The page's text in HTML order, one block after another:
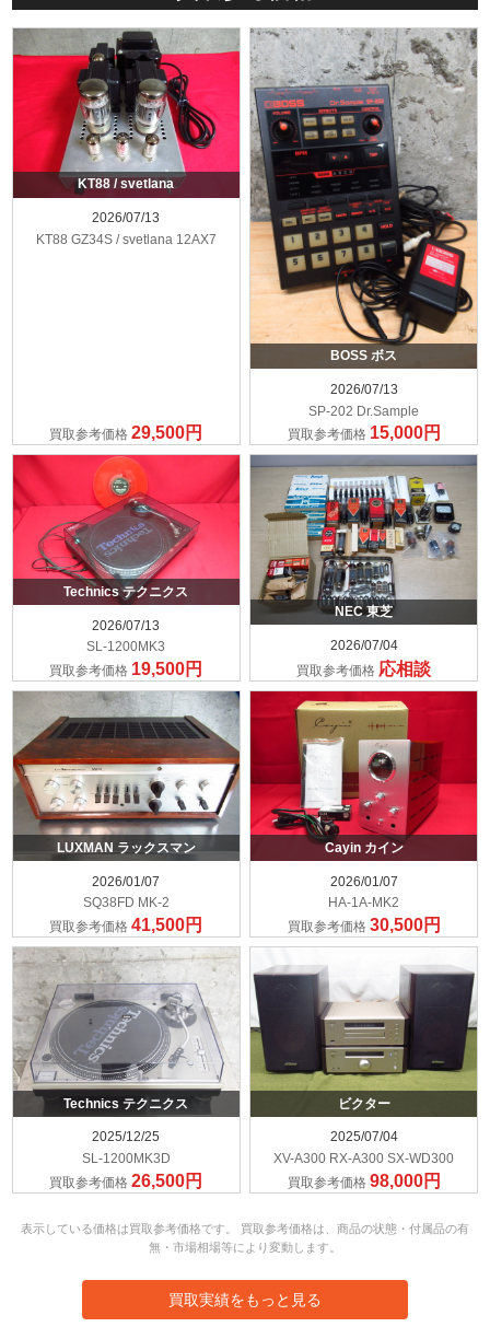
KT88 / svetlana
2026/07/13
KT88 GZ34S / svetlana 12AX7
買取参考価格29,500円
BOSS ボス
2026/07/13
SP-202 Dr.Sample
買取参考価格 15,000円
Technics テクニクス
2026/07/13
SL-1200MK3
買取参考価格 19,500円
NEC 東芝
2026/07/04
買取参考価格 応相談
LUXMAN ラックスマン
2026/01/07
SQ38FD MK-2
買取参考価格41,500円
Cayin カイン
2026/01/07
HA-1A-MK2
買取参考価格 30,500円
Technics テクニクス
2025/12/25
SL-1200MK3D
買取参考価格26,500円
ビクター
2025/07/04
XV-A300 RX-A300 SX-WD300
買取参考価格 98,000円
表示している価格は買取参考価格です。 買取参考価格は、商品の状態・付属品の有
無・市場相場等により変動します。
買取実績をもっと見る